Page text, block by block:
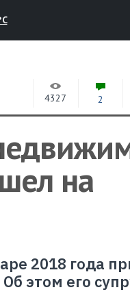
4327 2
на
2018 года
этом его